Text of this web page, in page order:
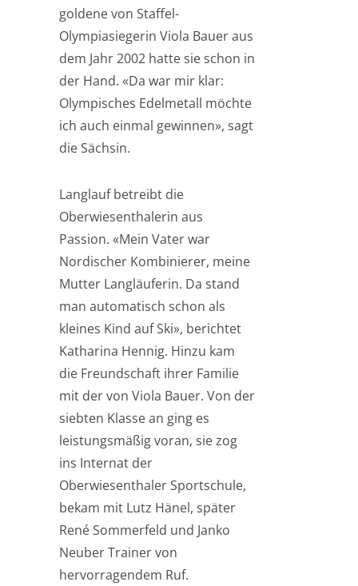
goldene von Staffel-
Olympiasiegerin Viola Bauer aus
dem Jahr 2002 hatte sie schon in
der Hand. «Da war mir klar:
Olympisches Edelmetall möchte
ich auch einmal gewinnen», sagt
die Sächsin.
Langlauf betreibt die
Oberwiesenthalerin aus
Passion. «Mein Vater war
Nordischer Kombinierer, meine
Mutter Langläuferin. Da stand
man automatisch schon als
kleines Kind auf Ski», berichtet
Katharina Hennig. Hinzu kam
die Freundschaft ihrer Familie
mit der von Viola Bauer. Von der
siebten Klasse an ging es
leistungsmäßig voran, sie zog
ins Internat der
Oberwiesenthaler Sportschule,
bekam mit Lutz Hänel, später
René Sommerfeld und Janko
Neuber Trainer von
hervorragendem Ruf.